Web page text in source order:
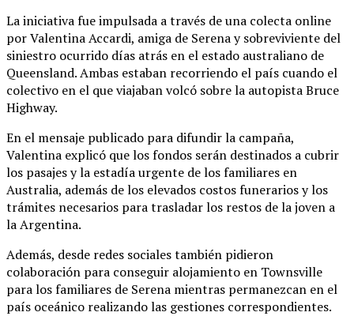
La iniciativa fue impulsada a través de una colecta online
por Valentina Accardi, amiga de Serena y sobreviviente del
siniestro ocurrido días atrás en el estado australiano de
Queensland. Ambas estaban recorriendo el país cuando el
colectivo en el que viajaban volcó sobre la autopista Bruce
Highway.
En el mensaje publicado para difundir la campaña,
Valentina explicó que los fondos serán destinados a cubrir
los pasajes y la estadía urgente de los familiares en
Australia, además de los elevados costos funerarios y los
trámites necesarios para trasladar los restos de la joven a
la Argentina.
Además, desde redes sociales también pidieron
colaboración para conseguir alojamiento en Townsville
para los familiares de Serena mientras permanezcan en el
país oceánico realizando las gestiones correspondientes.